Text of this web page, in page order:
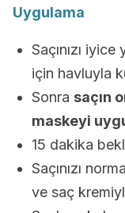
Uygulama
Saçınızı
için havluyla
Sonra saçın
maskeyi
15 dakika
Saçınızı
ve saç